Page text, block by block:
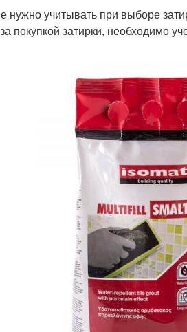
учитывать при выборе
покупкой затирки, необходимо